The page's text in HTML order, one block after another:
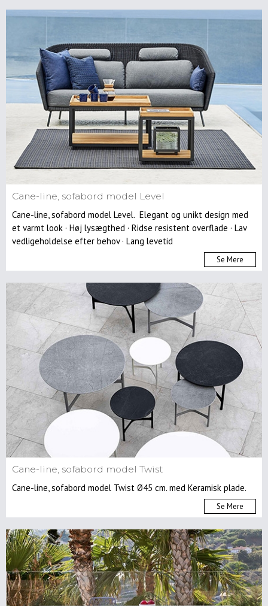
Cane-line, sofabord model Level
Cane-line, sofabord model Level. Elegant og unikt design med
et varmt look · Høj lysægthed · Ridse resistent overflade · Lav
vedligeholdelse efter behov · Lang levetid
Se Mere
Cane-line, sofabord model Twist
Cane-line, sofabord model Twist Ø45 cm. med Keramisk plade.
Se Mere